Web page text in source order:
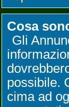
Cosa
Gli
possibile.
cima ad